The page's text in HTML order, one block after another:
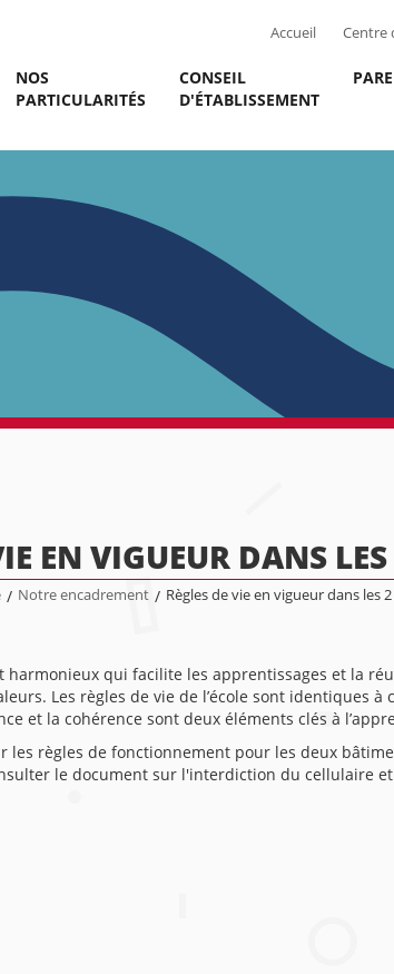
Accueil Centre
NOS
PARTICULARITÉS
CONSEIL
D'ÉTABLISSEMENT
EN VIGUEUR DANS
/ Notre encadrement / Règles de vie en vigueur dans les
harmonieux qui facilite les apprentissages et la
Les règles de vie de l’école sont identiques
et la cohérence sont deux éléments clés à
les règles de fonctionnement pour les deux
le document sur l'interdiction du cellulaire